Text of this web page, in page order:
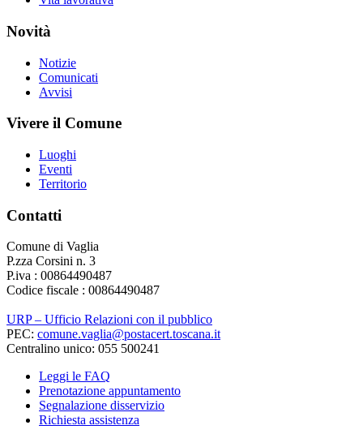
Novità
Notizie
Comunicati
Avvisi
Vivere il Comune
Luoghi
Eventi
Territorio
Contatti
Comune di Vaglia
P.zza Corsini n. 3
P.iva : 00864490487
Codice fiscale : 00864490487
URP – Ufficio Relazioni con il pubblico
PEC: comune.vaglia@postacert.toscana.it
Centralino unico: 055 500241
Leggi le FAQ
Prenotazione appuntamento
Segnalazione disservizio
Richiesta assistenza